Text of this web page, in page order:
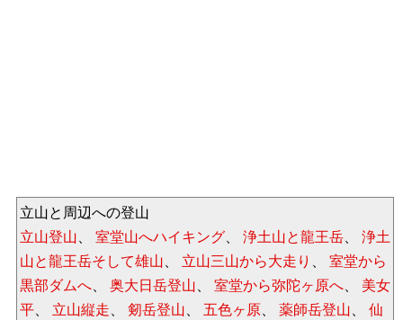
立山と周辺への登山
立山登山
室堂山へハイキング 浄土山と龍王岳
浄土
山と龍王岳そして雄山
立山三山から大走り
室堂から
黒部ダムへ
奥大日岳登山 室堂から弥陀ヶ原へ
美女
平
立山縦走 剱岳登山 五色ヶ原 薬師岳登山 仙